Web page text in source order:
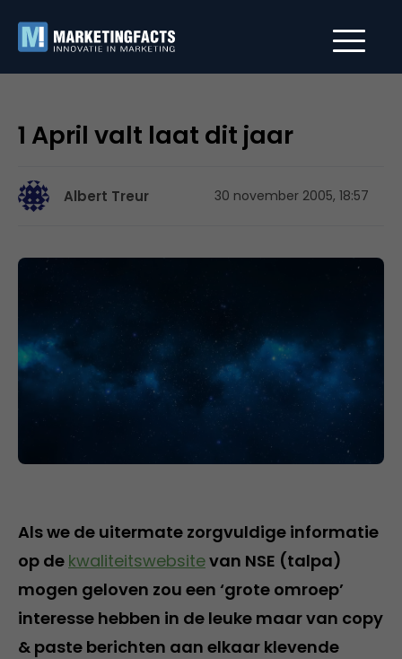
1 April valt laat dit jaar
Albert Treur 30 november 2005, 18:57
Als we de uitermate zorgvuldige informatie
op de kwaliteitswebsitevan NSE (talpa)
mogen geloven zou een ‘grote omroep’
interesse hebben in de leuke maar van copy
& paste berichten aan elkaar klevende